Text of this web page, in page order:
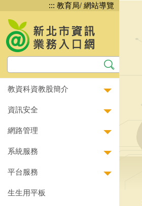
到
主
要
內
區
::: 教育局/ 網站導覽
教資科資教股簡介
資訊安全
網路管理
系統服務
平台服務
生生用平板